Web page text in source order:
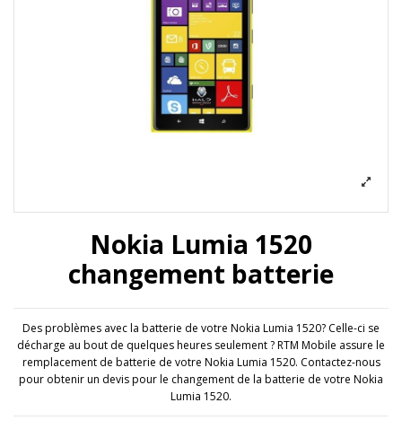
Nokia Lumia 1520
changement batterie
Des problèmes avec la batterie de votre Nokia Lumia 1520? Celle-ci se
décharge au bout de quelques heures seulement ? RTM Mobile assure le
remplacement de batterie de votre Nokia Lumia 1520. Contactez-nous
pour obtenir un devis pour le changement de la batterie de votre Nokia
Lumia 1520.